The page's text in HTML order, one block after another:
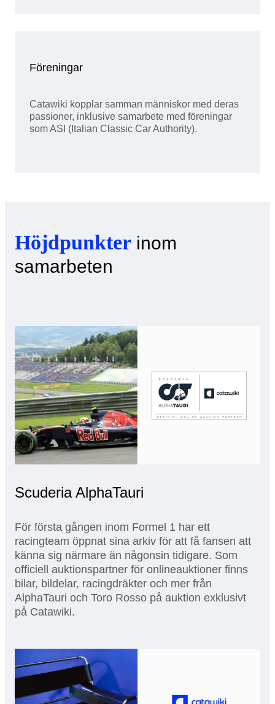
Föreningar
Catawiki kopplar samman människor med deras
passioner, inklusive samarbete med föreningar
som ASI (Italian Classic Car Authority).
Höjdpunkter inom
samarbeten
Scuderia AlphaTauri
För första gången inom Formel 1 har ett
racingteam öppnat sina arkiv för att få fansen att
känna sig närmare än någonsin tidigare. Som
officiell auktionspartner för onlineauktioner finns
bilar, bildelar, racingdräkter och mer från
AlphaTauri och Toro Rosso på auktion exklusivt
på Catawiki.